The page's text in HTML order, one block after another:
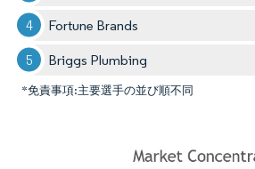
Fortune Brands
Briggs Plumbing
*免責事項:主要選手の並び順不同